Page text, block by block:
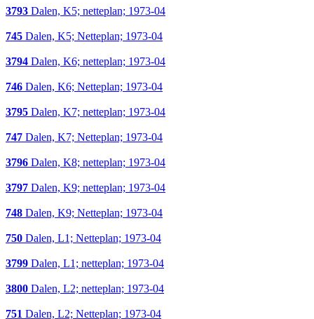
3793 Dalen, K5; netteplan; 1973-04
745 Dalen, K5; Netteplan; 1973-04
3794 Dalen, K6; netteplan; 1973-04
746 Dalen, K6; Netteplan; 1973-04
3795 Dalen, K7; netteplan; 1973-04
747 Dalen, K7; Netteplan; 1973-04
3796 Dalen, K8; netteplan; 1973-04
3797 Dalen, K9; netteplan; 1973-04
748 Dalen, K9; Netteplan; 1973-04
750 Dalen, L1; Netteplan; 1973-04
3799 Dalen, L1; netteplan; 1973-04
3800 Dalen, L2; netteplan; 1973-04
751 Dalen, L2; Netteplan; 1973-04